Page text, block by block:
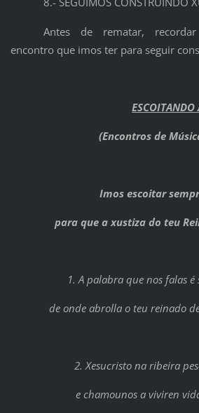
Antes de rematar,
encontro que imos ter para seguir
ESCOITANDO
(Encontros de
Imos escoitar
para que a xustiza do teu
1. A palabra que nos falas
de onde abrolla o teu reinado
2. Xesucristo na ribeira
e chamounos a viviren